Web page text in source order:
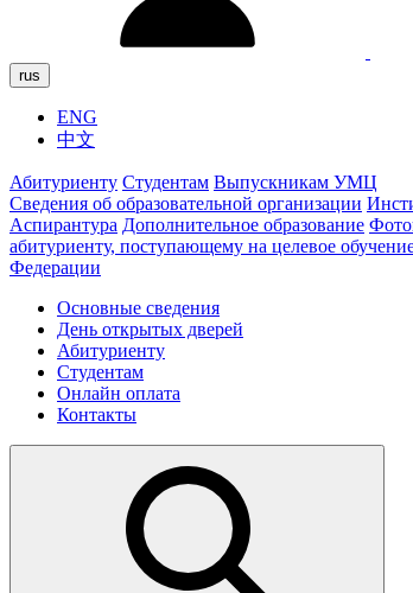
rus
ENG
中文
Абитуриенту Студентам Выпускникам УМЦ
Сведения об образовательной организации
Аспирантура Дополнительное образование
абитуриенту, поступающему на целевое
Федерации
Основные сведения
День открытых дверей
Абитуриенту
Студентам
Онлайн оплата
Контакты